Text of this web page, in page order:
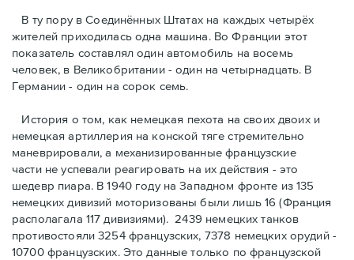
В ту пору в Соединённых Штатах на каждых четырёх
жителей приходилась одна машина. Во Франции этот
показатель составлял один автомобиль на восемь
человек, в Великобритании - один на четырнадцать. В
Германии - один на сорок семь.
История о том, как немецкая пехота на своих двоих и
немeцкая артиллерия на конской тяге стремительно
маневрировали, а механизированные французские
части не успевали реагировать на их действия - это
шедевр пиара. В 1940 году на Западном фронте из 135
немецких дивизий моторизованы были лишь 16 (Франция
располагала 117 дивизиями). 2439 немецких танков
противостояли 3254 французских, 7378 немецких орудий -
10700 французских. Это данные только по французской